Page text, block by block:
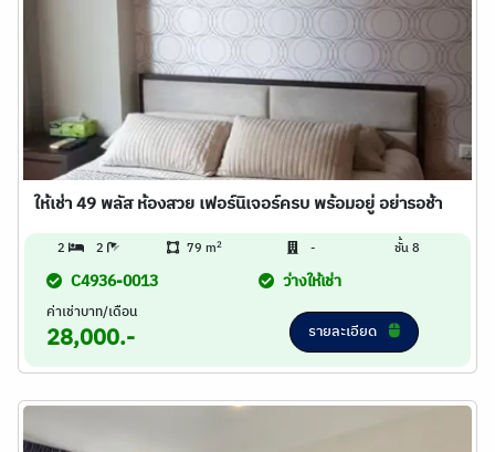
ให้เช่า 49 พลัส ห้องสวย เฟอร์นิเจอร์ครบ พร้อมอยู่ อย่ารอช้า
2 2 79 m2 - ชั้น 8
C4936-0013 ว่างให้เช่า
ค่าเช่าบาท/เดือน
28,000.- รายละเอียด